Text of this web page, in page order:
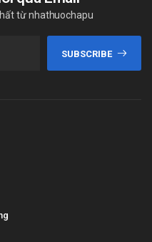
từ nhathuochapu
SUBSCRIBE